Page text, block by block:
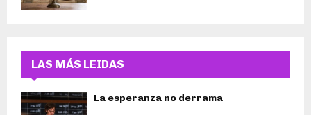
LAS MÁS LEIDAS
La esperanza no derrama